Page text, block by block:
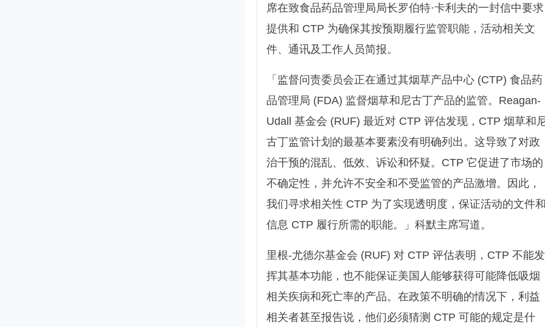
席在致食品药品管理局局长罗伯特·卡利夫的一封信中要求
提供和 CTP 为确保其按预期履行监管职能，活动相关文
件、通讯及工作人员简报。
「监督问责委员会正在通过其烟草产品中心 (CTP) 食品药
品管理局 (FDA) 监督烟草和尼古丁产品的监管。Reagan-
Udall 基金会 (RUF) 最近对 CTP 评估发现，CTP 烟草和
古丁监管计划的最基本要素没有明确列出。这导致了对政
治干预的混乱、低效、诉讼和怀疑。CTP 它促进了市场的
不确定性，并允许不安全和不受监管的产品激增。因此，
我们寻求相关性 CTP 为了实现透明度，保证活动的文件
信息 CTP 履行所需的职能。」科默主席写道。
里根-尤德尔基金会 (RUF) 对 CTP 评估表明，CTP 不能发
挥其基本功能，也不能保证美国人能够获得可能降低吸烟
相关疾病和死亡率的产品。在政策不明确的情况下，利益
相关者甚至报告说，他们必须猜测 CTP 可能的规定是什